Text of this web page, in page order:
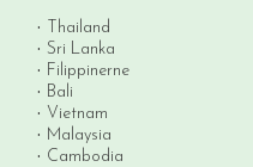
Thailand
Sri Lanka
Filippinerne
Bali
Vietnam
Malaysia
Cambodia